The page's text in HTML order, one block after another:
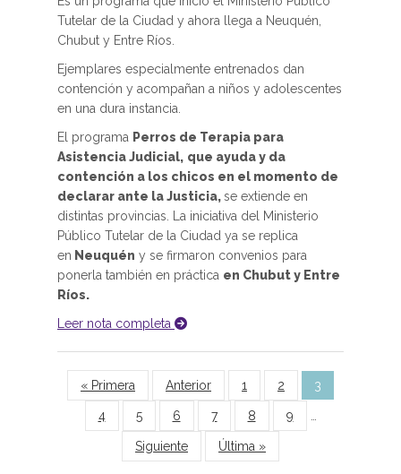
Tutelar de la Ciudad y ahora llega a Neuquén,
Chubut y Entre Ríos.
Ejemplares especialmente entrenados dan
contención y acompañan a niños y adolescentes
en una dura instancia.
El programa Perros de Terapia para
Asistencia Judicial, que ayuda y da
contención a los chicos en el momento de
declarar ante la Justicia,se extiende en
distintas provincias. La iniciativa del Ministerio
Público Tutelar de la Ciudad ya se replica
en Neuquén y se firmaron convenios para
ponerla también en práctica en Chubut y Entre
Ríos.
Leer nota completa
Páginas
« Primera Anterior 1 2 3
4 5 6 7 8 9
Siguiente Última »